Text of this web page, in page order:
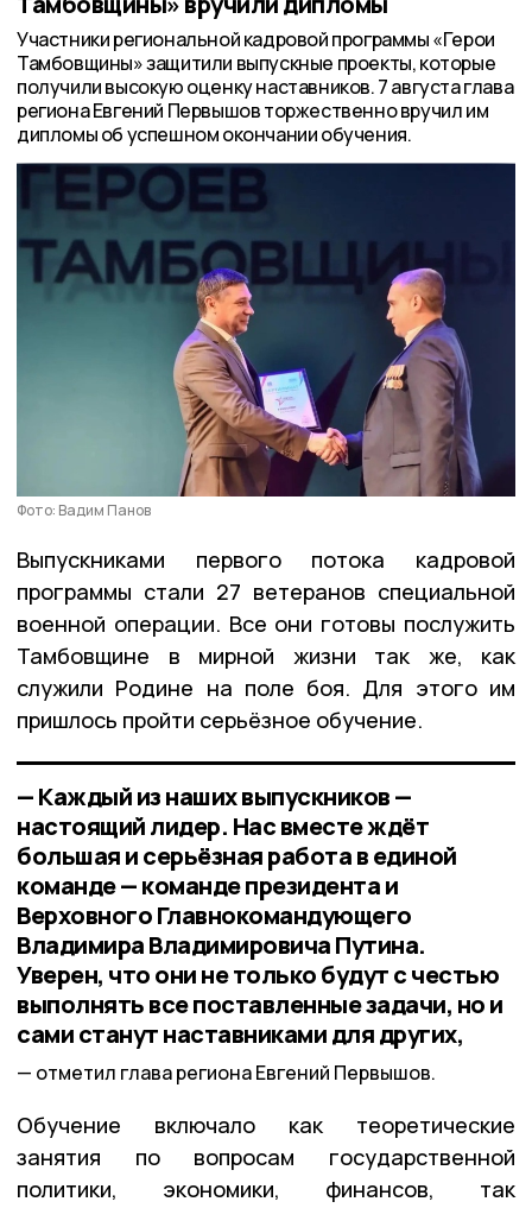
Участники региональной кадровой программы «Герои
Тамбовщины» защитили выпускные проекты, которые
получили высокую оценку наставников. 7 августа глава
региона Евгений Первышов торжественно вручил им
дипломы об успешном окончании обучения.
Фото: Вадим Панов
Выпускниками первого потока кадровой
программы стали 27 ветеранов специальной
военной операции. Все они готовы послужить
Тамбовщине в мирной жизни так же, как
служили Родине на поле боя. Для этого им
пришлось пройти серьёзное обучение.
— Каждый из наших выпускников —
настоящий лидер. Нас вместе ждёт
большая и серьёзная работа в единой
команде — команде президента и
Верховного Главнокомандующего
Владимира Владимировича Путина.
Уверен, что они не только будут с честью
выполнять все поставленные задачи, но и
сами станут наставниками для других,
отметил глава региона Евгений Первышов.
Обучение включало как теоретические
занятия по вопросам государственной
политики, экономики, финансов, так